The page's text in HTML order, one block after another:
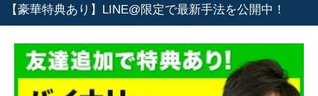
【豪華特典あり】LINE@限定で最新手法を公開中！